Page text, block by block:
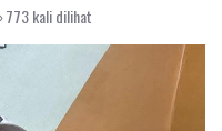
773 kali dilihat